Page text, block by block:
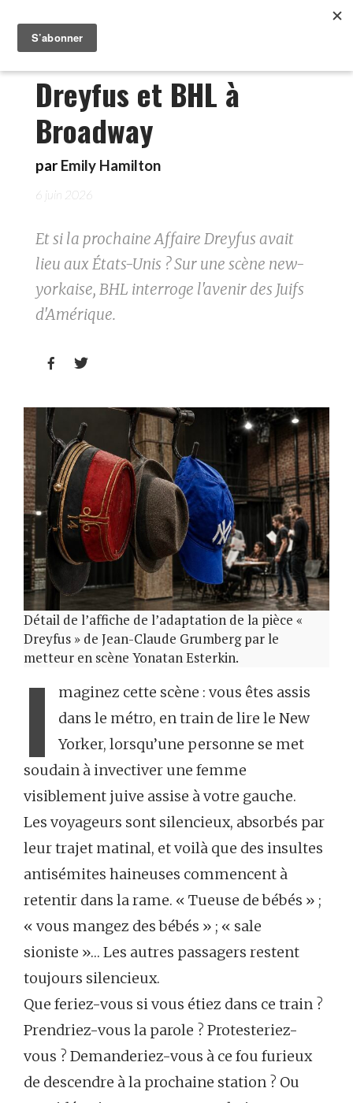
Dreyfus et BHL à
Broadway
par Emily Hamilton
6 juin 2026
Et si la prochaine Affaire Dreyfus avait
lieu aux États-Unis ? Sur une scène new-
yorkaise, BHL interroge l'avenir des Juifs
d'Amérique.
 
Détail de l’affiche de l’adaptation de la pièce «
Dreyfus » de Jean-Claude Grumberg par le
metteur en scène Yonatan Esterkin.
I
maginez cette scène : vous êtes assis
dans le métro, en train de lire le New
Yorker, lorsqu’une personne se met
soudain à invectiver une femme
visiblement juive assise à votre gauche.
Les voyageurs sont silencieux, absorbés par
leur trajet matinal, et voilà que des insultes
antisémites haineuses commencent à
retentir dans la rame. « Tueuse de bébés » ;
« vous mangez des bébés » ; « sale
sioniste »… Les autres passagers restent
toujours silencieux.
Que feriez-vous si vous étiez dans ce train ?
Prendriez-vous la parole ? Protesteriez-
vous ? Demanderiez-vous à ce fou furieux
de descendre à la prochaine station ? Ou